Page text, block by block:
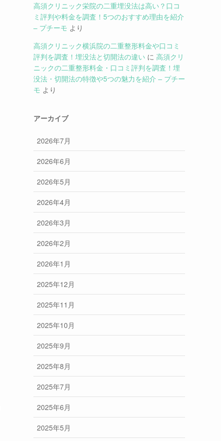
高須クリニック栄院の二重埋没法は高い？口コ
ミ評判や料金を調査！5つのおすすめ理由を紹介
– プチーモ より
高須クリニック横浜院の二重整形料金や口コミ
評判を調査！埋没法と切開法の違い に 高須クリ
ニックの二重整形料金・口コミ評判を調査！埋
没法・切開法の特徴や5つの魅力を紹介 – プチー
モ より
アーカイブ
2026年7月
2026年6月
2026年5月
2026年4月
2026年3月
2026年2月
2026年1月
2025年12月
2025年11月
2025年10月
2025年9月
2025年8月
2025年7月
2025年6月
2025年5月